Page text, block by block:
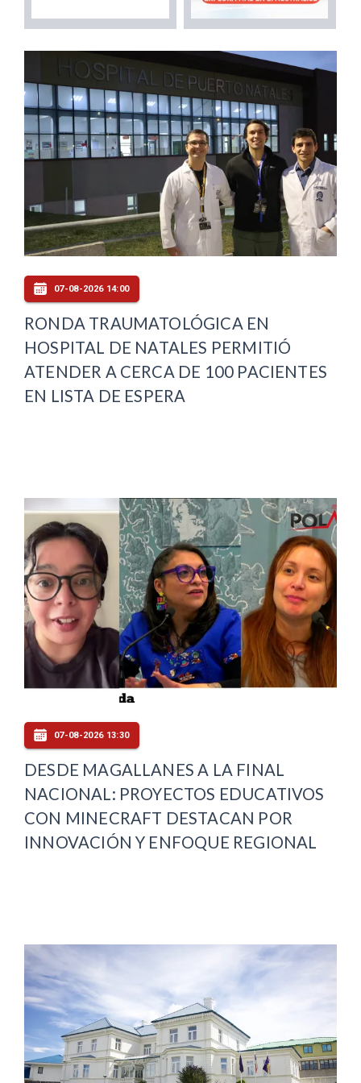
07-08-2026 14:00
RONDA TRAUMATOLÓGICA EN
HOSPITAL DE NATALES PERMITIÓ
ATENDER A CERCA DE 100 PACIENTES
EN LISTA DE ESPERA
07-08-2026 13:30
DESDE MAGALLANES A LA FINAL
NACIONAL: PROYECTOS EDUCATIVOS
CON MINECRAFT DESTACAN POR
INNOVACIÓN Y ENFOQUE REGIONAL